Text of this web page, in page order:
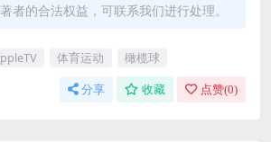
者的合法权益，可联系我们进行处理。
体育运动 橄榄球
分享 收藏 点赞(0)